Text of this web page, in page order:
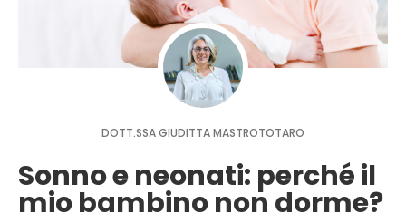
DOTT.SSA GIUDITTA MASTROTOTARO
Sonno e neonati: perché il
mio bambino non dorme?